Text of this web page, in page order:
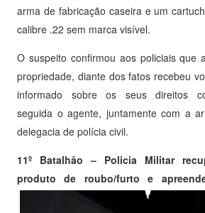
arma de fabricação caseira e um
calibre .22 sem marca visível.
O suspeito confirmou aos policiais que
propriedade, diante dos fatos recebeu
informado sobre os seus direitos
seguida o agente, juntamente com a
delegacia de polícia civil.
11º Batalhão – Policia Militar
produto de roubo/furto e